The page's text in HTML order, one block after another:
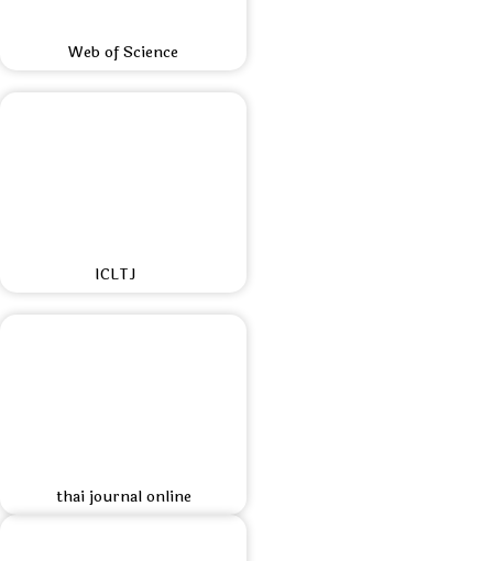
Web of Science
ICLTJ
thai journal online